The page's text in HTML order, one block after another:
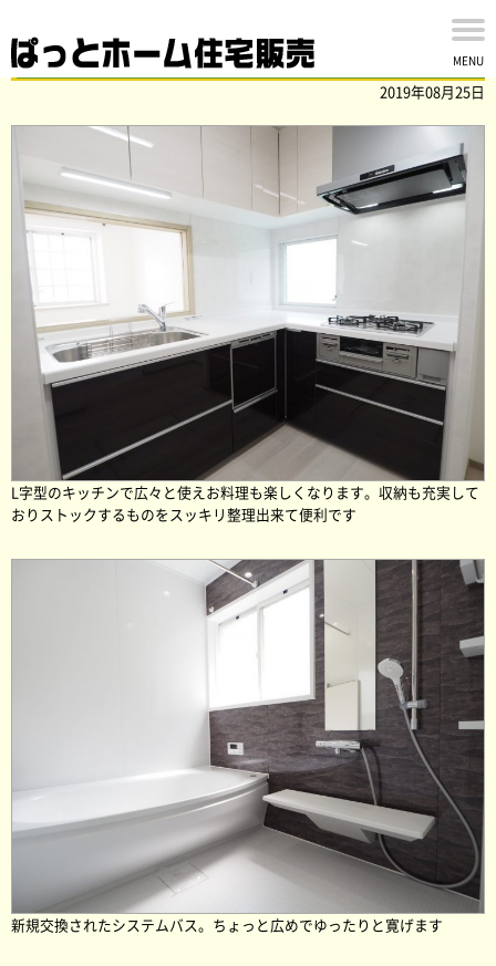
MENU
佐倉市染井野三丁目 内外装リフォーム完了！
2019年08月25日
L字型のキッチンで広々と使えお料理も楽しくなります。収納も充実して
おりストックするものをスッキリ整理出来て便利です
新規交換されたシステムバス。ちょっと広めでゆったりと寛げます